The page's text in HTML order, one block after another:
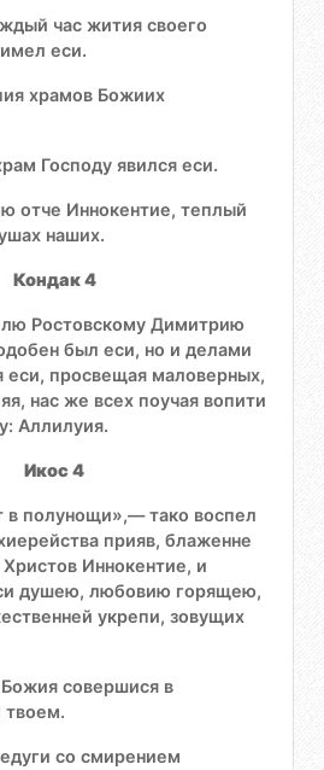
час жития своего
еси.
храмов Божиих
Господу явился еси.
отче Иннокентие, теплый
наших.
Кондак 4
Ростовскому Димитрию
был еси, но и делами
еси, просвещая маловерных,
нас же всех поучая вопити
Аллилуия.
Икос 4
в полунощи»,— тако воспел
прияв, блаженне
Иннокентие, и
душею, любовию горящею,
укрепи, зовущих
Божия совершися в
со смирением